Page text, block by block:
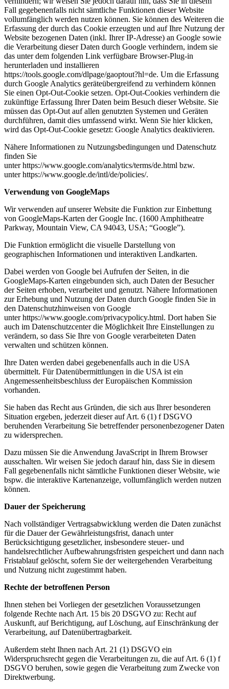
Fall gegebenenfalls nicht sämtliche Funktionen dieser Website
vollumfänglich werden nutzen können. Sie können des Weiteren die
Erfassung der durch das Cookie erzeugten und auf Ihre Nutzung der
Website bezogenen Daten (inkl. Ihrer IP-Adresse) an Google sowie
die Verarbeitung dieser Daten durch Google verhindern, indem sie
das unter dem folgenden Link verfügbare Browser-Plug-in
herunterladen und installieren
https://tools.google.com/dlpage/gaoptout?hl=de. Um die Erfassung
durch Google Analytics geräteübergreifend zu verhindern können
Sie einen Opt-Out-Cookie setzen. Opt-Out-Cookies verhindern die
zukünftige Erfassung Ihrer Daten beim Besuch dieser Website. Sie
müssen das Opt-Out auf allen genutzten Systemen und Geräten
durchführen, damit dies umfassend wirkt. Wenn Sie hier klicken,
wird das Opt-Out-Cookie gesetzt: Google Analytics deaktivieren.
Nähere Informationen zu Nutzungsbedingungen und Datenschutz
finden Sie
unter https://www.google.com/analytics/terms/de.html bzw.
unter https://www.google.de/intl/de/policies/.
Verwendung von GoogleMaps
Wir verwenden auf unserer Website die Funktion zur Einbettung
von GoogleMaps-Karten der Google Inc. (1600 Amphitheatre
Parkway, Mountain View, CA 94043, USA; “Google”).
Die Funktion ermöglicht die visuelle Darstellung von
geographischen Informationen und interaktiven Landkarten.
Dabei werden von Google bei Aufrufen der Seiten, in die
GoogleMaps-Karten eingebunden sich, auch Daten der Besucher
der Seiten erhoben, verarbeitet und genutzt. Nähere Informationen
zur Erhebung und Nutzung der Daten durch Google finden Sie in
den Datenschutzhinweisen von Google
unter https://www.google.com/privacypolicy.html. Dort haben Sie
auch im Datenschutzcenter die Möglichkeit Ihre Einstellungen zu
verändern, so dass Sie Ihre von Google verarbeiteten Daten
verwalten und schützen können.
Ihre Daten werden dabei gegebenenfalls auch in die USA
übermittelt. Für Datenübermittlungen in die USA ist ein
Angemessenheitsbeschluss der Europäischen Kommission
vorhanden.
Sie haben das Recht aus Gründen, die sich aus Ihrer besonderen
Situation ergeben, jederzeit dieser auf Art. 6 (1) f DSGVO
beruhenden Verarbeitung Sie betreffender personenbezogener Daten
zu widersprechen.
Dazu müssen Sie die Anwendung JavaScript in Ihrem Browser
ausschalten. Wir weisen Sie jedoch darauf hin, dass Sie in diesem
Fall gegebenenfalls nicht sämtliche Funktionen dieser Website, wie
bspw. die interaktive Kartenanzeige, vollumfänglich werden nutzen
können.
Dauer der Speicherung
Nach vollständiger Vertragsabwicklung werden die Daten zunächst
für die Dauer der Gewährleistungsfrist, danach unter
Berücksichtigung gesetzlicher, insbesondere steuer- und
handelsrechtlicher Aufbewahrungsfristen gespeichert und dann nach
Fristablauf gelöscht, sofern Sie der weitergehenden Verarbeitung
und Nutzung nicht zugestimmt haben.
Rechte der betroffenen Person
Ihnen stehen bei Vorliegen der gesetzlichen Voraussetzungen
folgende Rechte nach Art. 15 bis 20 DSGVO zu: Recht auf
Auskunft, auf Berichtigung, auf Löschung, auf Einschränkung der
Verarbeitung, auf Datenübertragbarkeit.
Außerdem steht Ihnen nach Art. 21 (1) DSGVO ein
Widerspruchsrecht gegen die Verarbeitungen zu, die auf Art. 6 (1) f
DSGVO beruhen, sowie gegen die Verarbeitung zum Zwecke von
Direktwerbung.